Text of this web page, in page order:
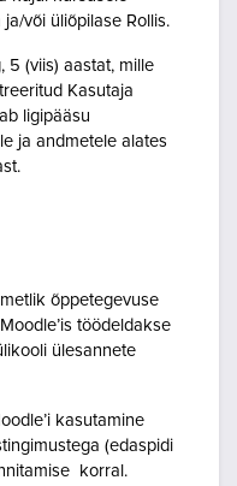
või üliõpilase Rollis.
5 (viis) aastat, mille
Kasutaja
ligipääsu
ja andmetele alates
õppetegevuse
töödeldakse
ülesannete
kasutamine
(edaspidi
korral.